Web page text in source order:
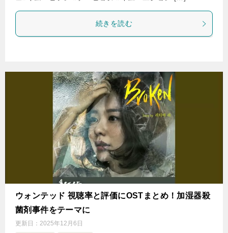
続きを読む
ウォンテッド 視聴率と評価にOSTまとめ！加湿器殺
菌剤事件をテーマに
更新日： 2025年12月6日